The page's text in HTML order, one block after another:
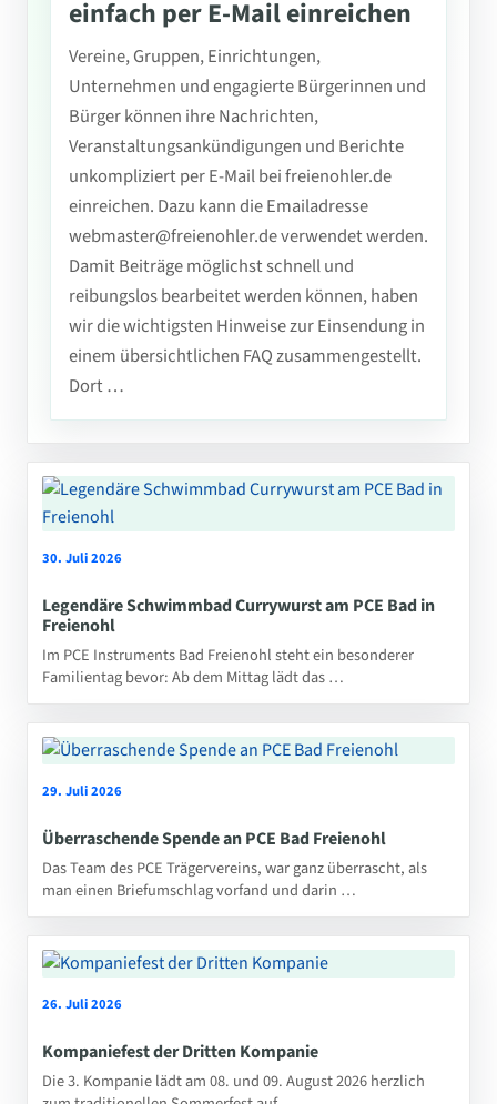
einfach per E-Mail einreichen
Vereine, Gruppen, Einrichtungen,
Unternehmen und engagierte Bürgerinnen und
Bürger können ihre Nachrichten,
Veranstaltungsankündigungen und Berichte
unkompliziert per E-Mail bei freienohler.de
einreichen. Dazu kann die Emailadresse
webmaster@freienohler.de verwendet werden.
Damit Beiträge möglichst schnell und
reibungslos bearbeitet werden können, haben
wir die wichtigsten Hinweise zur Einsendung in
einem übersichtlichen FAQ zusammengestellt.
Dort …
30. Juli 2026
Legendäre Schwimmbad Currywurst am PCE Bad in
Freienohl
Im PCE Instruments Bad Freienohl steht ein besonderer
Familientag bevor: Ab dem Mittag lädt das …
29. Juli 2026
Überraschende Spende an PCE Bad Freienohl
Das Team des PCE Trägervereins, war ganz überrascht, als
man einen Briefumschlag vorfand und darin …
26. Juli 2026
Kompaniefest der Dritten Kompanie
Die 3. Kompanie lädt am 08. und 09. August 2026 herzlich